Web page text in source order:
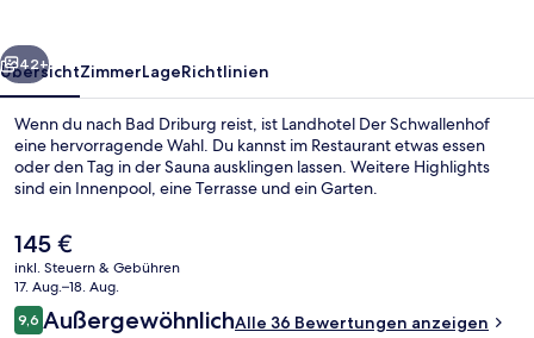
Außenbereich
Weiter
42+
ÜbersichtZimmerLageRichtlinien
Wenn du nach Bad Driburg reist, ist Landhotel Der Schwallenhof
eine hervorragende Wahl. Du kannst im Restaurant etwas essen
oder den Tag in der Sauna ausklingen lassen. Weitere Highlights
sind ein Innenpool, eine Terrasse und ein Garten.
Der
aktuelle
Preis
beträgt
145 €.
145 €
inkl. Steuern & Gebühren
17. Aug.–18. Aug.
Bewertungen
9,69,6 von 10.
AußergewöhnlichAlle 36 Bewertungen anzeigen